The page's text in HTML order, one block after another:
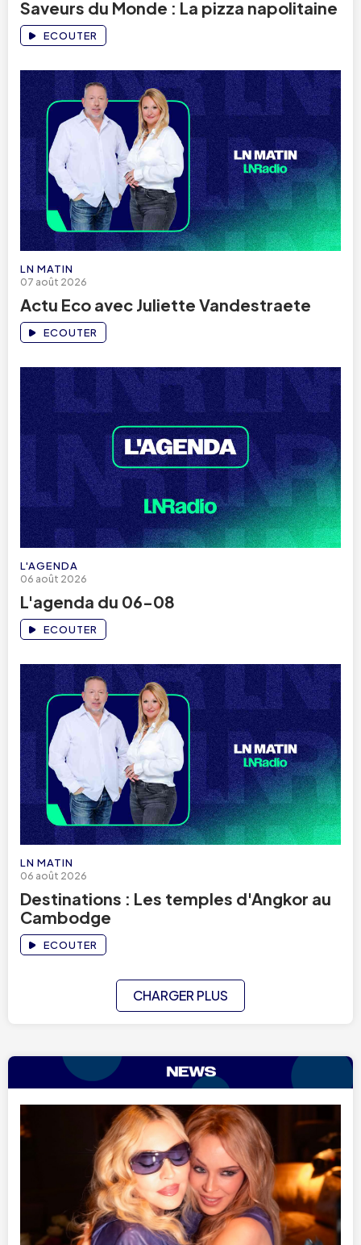
Saveurs du Monde : La pizza napolitaine
ECOUTER
LN MATIN
07 août 2026
Actu Eco avec Juliette Vandestraete
ECOUTER
L'AGENDA
06 août 2026
L'agenda du 06-08
ECOUTER
LN MATIN
06 août 2026
Destinations : Les temples d'Angkor au
Cambodge
ECOUTER
CHARGER PLUS